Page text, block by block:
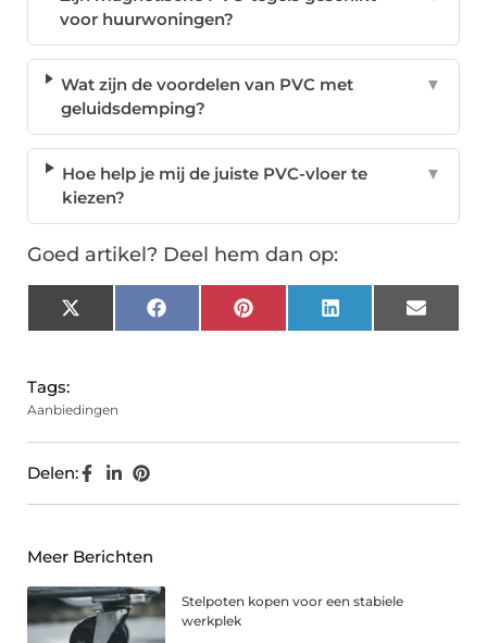
voor huurwoningen?
Wat zijn de voordelen van PVC met
geluidsdemping?
▼
Hoe help je mij de juiste PVC-vloer te
kiezen?
▼
Goed artikel? Deel hem dan op:
X
(Twitter)
FacebookPinterest LinkedIn Email
Tags:
Aanbiedingen
Delen:
Meer Berichten
Stelpoten kopen voor een stabiele
werkplek